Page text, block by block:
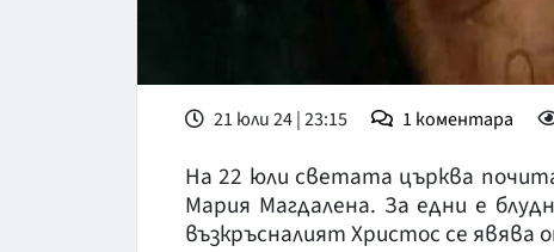
21 юли 24 | 23:15 1 коментара
На 22 юли светата църква
Мария Магдалена. За едни е
възкръсналият Христос се